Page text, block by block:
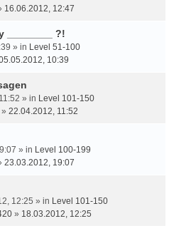
16.06.2012, 12:47
________ ?!
» in Level 51-100
10:39
» in Level 101-150
» 22.04.2012, 11:52
» in Level 100-199
23.03.2012, 19:07
12:25 » in Level 101-150
» 18.03.2012, 12:25